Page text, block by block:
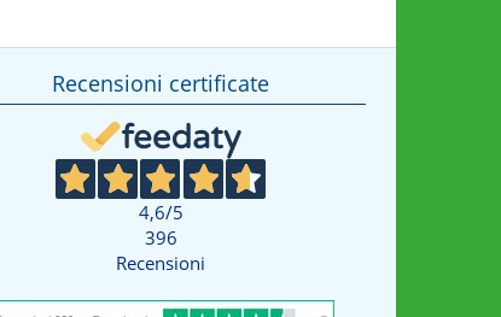
Recensioni certificate
4,6/5
396
Recensioni